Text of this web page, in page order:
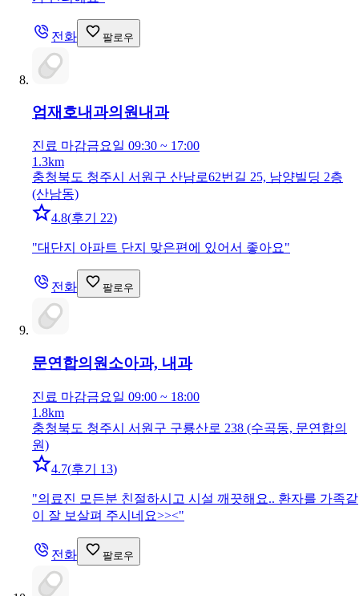
전화 팔로우
엄재호내과의원내과
진료 마감금요일 09:30 ~ 17:00
1.3km
충청북도 청주시 서원구 산남로62번길 25, 남양빌딩 2층
(산남동)
4.8(후기 22)
"대단지 아파트 단지 맞은편에 있어서 좋아요"
전화 팔로우
문연합의원 소아과, 내과
진료 마감금요일 09:00 ~ 18:00
1.8km
충청북도 청주시 서원구 구룡산로 238 (수곡동, 문연합의
원)
4.7(후기 13)
"의료진 모든분 친절하시고 시설 깨끗해요.. 환자를 가족같
이 잘 보살펴 주시네요>><"
전화 팔로우